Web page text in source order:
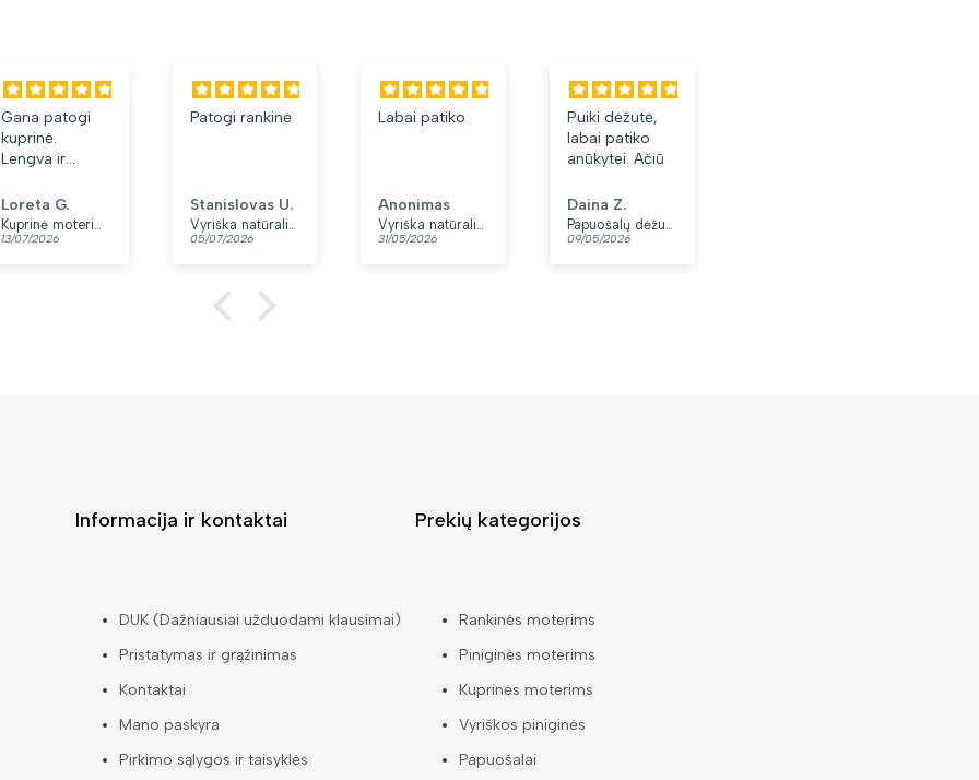
Gana patogi
kuprinė.
Lengva ir
Patinka, kad
yra du skyriai.
👍
Loreta G.
13/07/2026
Patogi rankinė
Stanislovas U.
05/07/2026
Labai patiko
Anonimas
31/05/2026
Puiki dėžutė,
labai patiko
anūkytei. Ačiū
Daina Z.
09/05/2026
Informacija ir kontaktai
DUK (Dažniausiai užduodami klausimai)
Pristatymas ir grąžinimas
Kontaktai
Mano paskyra
Pirkimo sąlygos ir taisyklės
Prekių kategorijos
Rankinės moterims
Piniginės moterims
Kuprinės moterims
Vyriškos piniginės
Papuošalai